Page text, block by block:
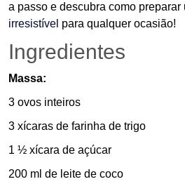
a passo e descubra como preparar
irresistível para qualquer ocasião!
Ingredientes
Massa:
3 ovos inteiros
3 xícaras de farinha de trigo
1 ½ xícara de açúcar
200 ml de leite de coco